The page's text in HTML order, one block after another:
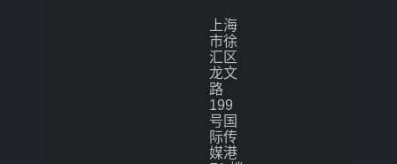
上海
市徐
汇区
龙文
路
199
号国
际传
媒港